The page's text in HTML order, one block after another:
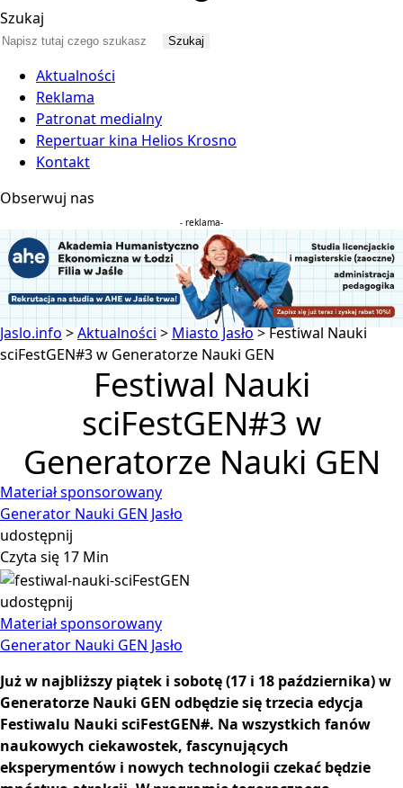
Szukaj
Aktualności
Reklama
Patronat medialny
Repertuar kina Helios Krosno
Kontakt
Obserwuj nas
- reklama-
Jaslo.info>Aktualności > Miasto Jasło>Festiwal Nauki
sciFestGEN#3 w Generatorze Nauki GEN
Festiwal Nauki
sciFestGEN#3 w
Generatorze Nauki GEN
Materiał sponsorowany
Generator Nauki GEN Jasło
udostępnij
Czyta się 17 Min
udostępnij
Materiał sponsorowany
Generator Nauki GEN Jasło
Już w najbliższy piątek i sobotę (17 i 18 października) w
Generatorze Nauki GEN odbędzie się trzecia edycja
Festiwalu Nauki sciFestGEN#. Na wszystkich fanów
naukowych ciekawostek, fascynujących
eksperymentów i nowych technologii czekać będzie